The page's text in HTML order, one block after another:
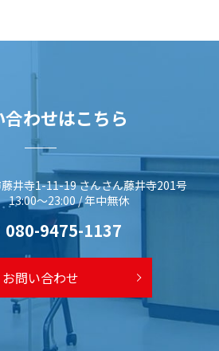
合わせはこちら
井寺1-11-19 さんさん藤井寺201号
～23:00 / 年中無休
080-9475-1137
お問い合わせ